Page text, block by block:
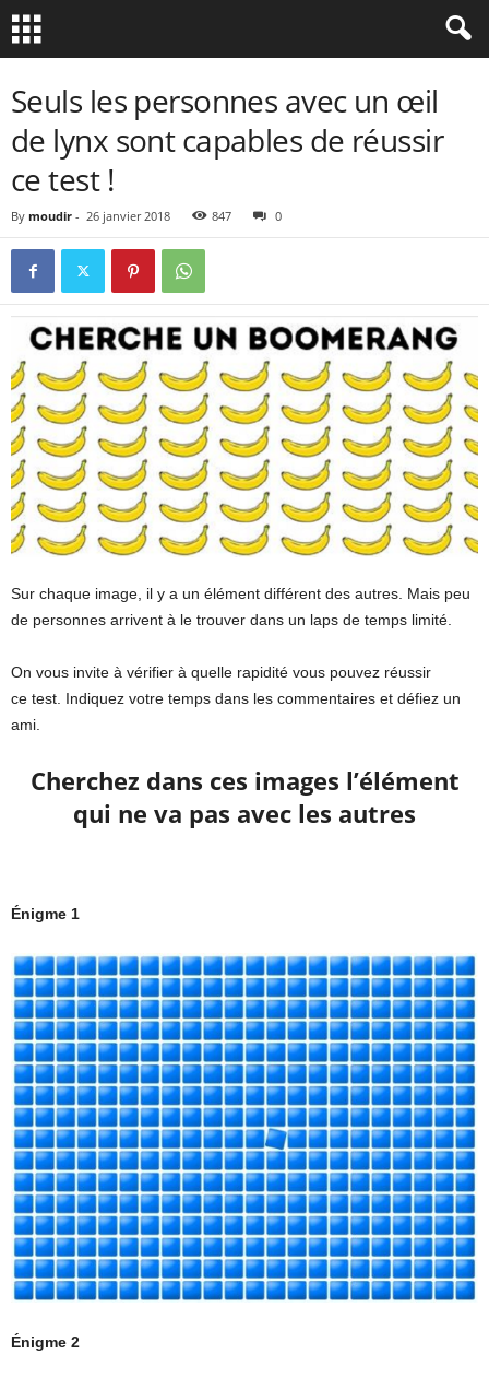
Seuls les personnes avec un œil
de lynx sont capables de réussir
ce test !
By moudir - 26 janvier 2018 847 0
Sur chaque image, il y a un élément différent des autres. Mais peu
de personnes arrivent à le trouver dans un laps de temps limité.
On vous invite à vérifier à quelle rapidité vous pouvez réussir
ce test. Indiquez votre temps dans les commentaires et défiez un
ami.
Cherchez dans ces images l’élément
qui ne va pas avec les autres
Énigme 1
Énigme 2